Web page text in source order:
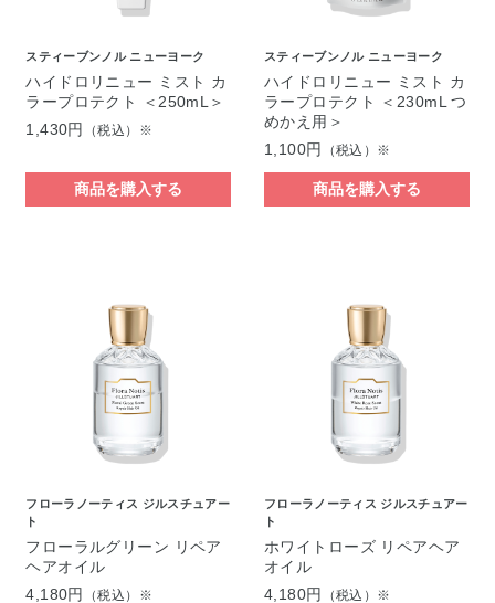
スティーブンノル ニューヨーク
ハイドロリニュー ミスト カ
ラープロテクト ＜250mL＞
1,430円
（税込）※
商品を購入する
スティーブンノル ニューヨーク
ハイドロリニュー ミスト カ
ラープロテクト ＜230mL つ
めかえ用＞
1,100円
（税込）※
商品を購入する
フローラノーティス ジルスチュアー
ト
フローラルグリーン リペア
ヘアオイル
4,180円
（税込）※
フローラノーティス ジルスチュアー
ト
ホワイトローズ リペアヘア
オイル
4,180円
（税込）※